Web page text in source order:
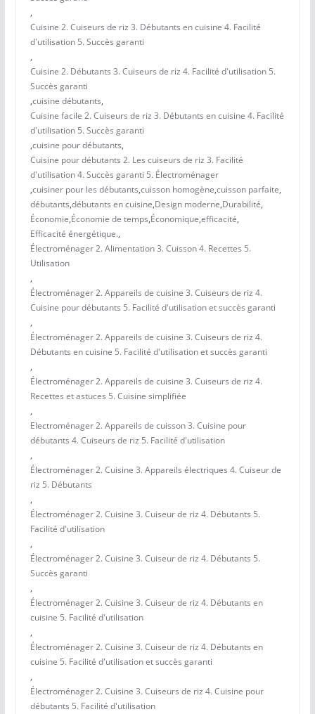
,
Cuisine 2. Cuiseurs de riz 3. Débutants en cuisine 4. Facilité
d'utilisation 5. Succès garanti
,
Cuisine 2. Débutants 3. Cuiseurs de riz 4. Facilité d'utilisation 5.
Succès garanti
,cuisine débutants,
Cuisine facile 2. Cuiseurs de riz 3. Débutants en cuisine 4. Facilité
d'utilisation 5. Succès garanti
,cuisine pour débutants,
Cuisine pour débutants 2. Les cuiseurs de riz 3. Facilité
d'utilisation 4. Succès garanti 5. Électroménager
,cuisiner pour les débutants,cuisson homogène,cuisson parfaite,
débutants,débutants en cuisine,Design moderne,Durabilité,
Économie,Économie de temps,Économique,efficacité,
Efficacité énergétique.,
Électroménager 2. Alimentation 3. Cuisson 4. Recettes 5.
Utilisation
,
Électroménager 2. Appareils de cuisine 3. Cuiseurs de riz 4.
Cuisine pour débutants 5. Facilité d'utilisation et succès garanti
,
Électroménager 2. Appareils de cuisine 3. Cuiseurs de riz 4.
Débutants en cuisine 5. Facilité d'utilisation et succès garanti
,
Électroménager 2. Appareils de cuisine 3. Cuiseurs de riz 4.
Recettes et astuces 5. Cuisine simplifiée
,
Electroménager 2. Appareils de cuisson 3. Cuisine pour
débutants 4. Cuiseurs de riz 5. Facilité d'utilisation
,
Électroménager 2. Cuisine 3. Appareils électriques 4. Cuiseur de
riz 5. Débutants
,
Électroménager 2. Cuisine 3. Cuiseur de riz 4. Débutants 5.
Facilité d'utilisation
,
Électroménager 2. Cuisine 3. Cuiseur de riz 4. Débutants 5.
Succès garanti
,
Électroménager 2. Cuisine 3. Cuiseur de riz 4. Débutants en
cuisine 5. Facilité d'utilisation
,
Électroménager 2. Cuisine 3. Cuiseur de riz 4. Débutants en
cuisine 5. Facilité d'utilisation et succès garanti
,
Électroménager 2. Cuisine 3. Cuiseurs de riz 4. Cuisine pour
débutants 5. Facilité d'utilisation